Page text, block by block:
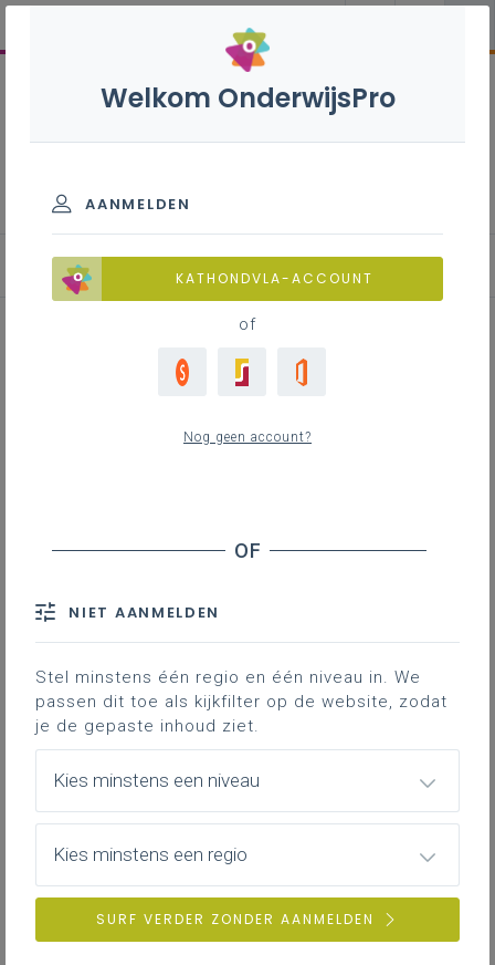
Leerplan
Hieronder vind je de update van de
ontwerpversie van het leerplan
DOWNLOADS
VII-Fijn maart 25
Welkom OnderwijsPro
AANMELDEN
KATHONDVLA-ACCOUNT
of
Nog geen account?
NIET AANMELDEN
Stel minstens één regio en één niveau in. We
passen dit toe als kijkfilter op de website, zodat
je de gepaste inhoud ziet.
Kies minstens een niveau
Kies minstens een regio
SURF VERDER ZONDER AANMELDEN